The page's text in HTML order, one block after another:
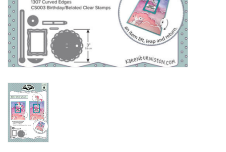
Papier (blokjes) &
Embellishments
Embellishment/bedeltjes
Mixed Media
Diversen
Embossingpoeders